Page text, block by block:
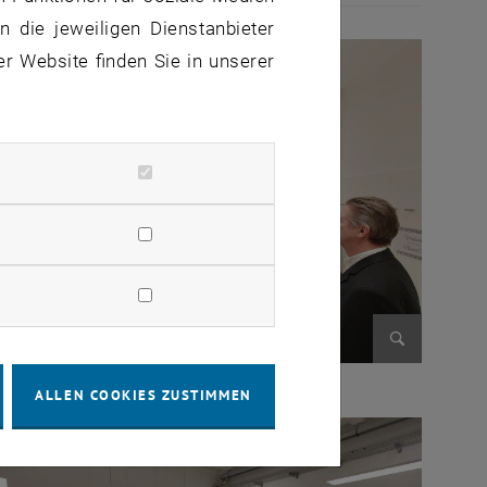
die jeweiligen Dienstanbieter
Website finden Sie in unserer
ALLEN COOKIES ZUSTIMMEN